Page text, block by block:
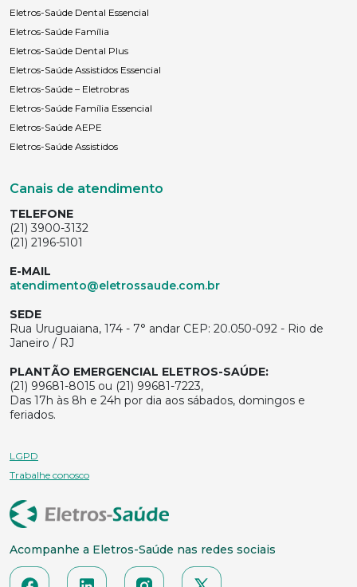
Eletros-Saúde Dental Essencial
Eletros-Saúde Família
Eletros-Saúde Dental Plus
Eletros-Saúde Assistidos Essencial
Eletros-Saúde – Eletrobras
Eletros-Saúde Família Essencial
Eletros-Saúde AEPE
Eletros-Saúde Assistidos
Canais de atendimento
TELEFONE
(21) 3900-3132
(21) 2196-5101
E-MAIL
atendimento@eletrossaude.com.br
SEDE
Rua Uruguaiana, 174 - 7° andar CEP: 20.050-092 - Rio de
Janeiro / RJ
PLANTÃO EMERGENCIAL ELETROS-SAÚDE:
(21) 99681-8015 ou (21) 99681-7223,
Das 17h às 8h e 24h por dia aos sábados, domingos e
feriados.
LGPD
Trabalhe conosco
Acompanhe a Eletros-Saúde nas redes sociais